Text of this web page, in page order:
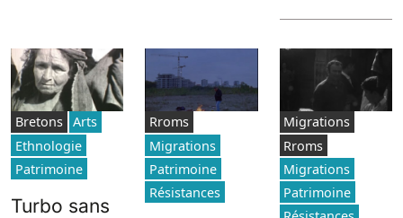
Bretons
Arts
Ethnologie
Patrimoine
Turbo sans
Rroms
Migrations
Patrimoine
Résistances
Migrations
Rroms
Migrations
Patrimoine